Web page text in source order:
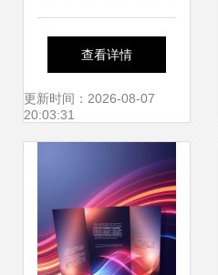
用品平面设计素材
一个57.24MB的宝
查看详情
更新时间：2026-08-07
20:03:31